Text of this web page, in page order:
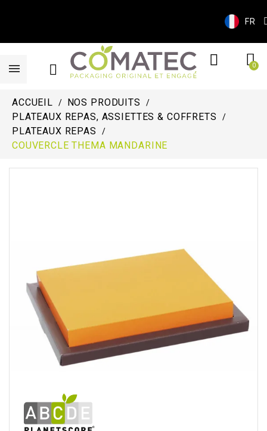
FR
ACCUEIL
NOS PRODUITS
PLATEAUX REPAS, ASSIETTES & COFFRETS
PLATEAUX REPAS
COUVERCLE THEMA MANDARINE